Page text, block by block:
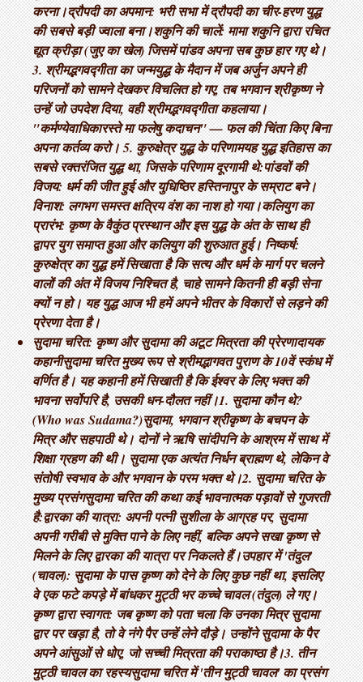
करना। ​द्रौपदी का अपमान: भरी सभा में द्रौपदी का चीर-हरण युद्ध
की सबसे बड़ी ज्वाला बना। ​शकुनि की चालें: मामा शकुनि द्वारा रचित
द्यूत क्रीड़ा (जुए का खेल) जिसमें पांडव अपना सब कुछ हार गए थे। ​
3. श्रीमद्भगवद्गीता का जन्म ​युद्ध के मैदान में जब अर्जुन अपने ही
परिजनों को सामने देखकर विचलित हो गए, तब भगवान श्रीकृष्ण ने
उन्हें जो उपदेश दिया, वही श्रीमद्भगवद्गीता कहलाया। ​
"कर्मण्येवाधिकारस्ते मा फलेषु कदाचन" — फल की चिंता किए बिना
अपना कर्तव्य करो। 5. कुरुक्षेत्र युद्ध के परिणाम ​यह युद्ध इतिहास का
सबसे रक्तरंजित युद्ध था, जिसके परिणाम दूरगामी थे: ​पांडवों की
विजय: धर्म की जीत हुई और युधिष्ठिर हस्तिनापुर के सम्राट बने। ​
विनाश: लगभग समस्त क्षत्रिय वंश का नाश हो गया। ​कलियुग का
प्रारंभ: कृष्ण के वैकुंठ प्रस्थान और इस युद्ध के अंत के साथ ही
द्वापर युग समाप्त हुआ और कलियुग की शुरुआत हुई। निष्कर्ष:
कुरुक्षेत्र का युद्ध हमें सिखाता है कि सत्य और धर्म के मार्ग पर चलने
वालों की अंत में विजय निश्चित है, चाहे सामने कितनी ही बड़ी सेना
क्यों न हो। यह युद्ध आज भी हमें अपने भीतर के विकारों से लड़ने की
प्रेरणा देता है।
सुदामा चरित: कृष्ण और सुदामा की अटूट मित्रता की प्रेरणादायक
कहानी ​सुदामा चरित मुख्य रूप से श्रीमद्भागवत पुराण के 10वें स्कंध में
वर्णित है। यह कहानी हमें सिखाती है कि ईश्वर के लिए भक्त की
भावना सर्वोपरि है, उसकी धन-दौलत नहीं। ​1. सुदामा कौन थे?
(Who was Sudama?) ​सुदामा, भगवान श्रीकृष्ण के बचपन के
मित्र और सहपाठी थे। दोनों ने ऋषि सांदीपनि के आश्रम में साथ में
शिक्षा ग्रहण की थी। सुदामा एक अत्यंत निर्धन ब्राह्मण थे, लेकिन वे
संतोषी स्वभाव के और भगवान के परम भक्त थे। ​2. सुदामा चरित के
मुख्य प्रसंग ​सुदामा चरित की कथा कई भावनात्मक पड़ावों से गुजरती
है: ​द्वारका की यात्रा: अपनी पत्नी सुशीला के आग्रह पर, सुदामा
अपनी गरीबी से मुक्ति पाने के लिए नहीं, बल्कि अपने सखा कृष्ण से
मिलने के लिए द्वारका की यात्रा पर निकलते हैं। ​उपहार में 'तंदुल'
(चावल): सुदामा के पास कृष्ण को देने के लिए कुछ नहीं था, इसलिए
वे एक फटे कपड़े में बांधकर मुट्ठी भर कच्चे चावल (तंदुल) ले गए। ​
कृष्ण द्वारा स्वागत: जब कृष्ण को पता चला कि उनका मित्र सुदामा
द्वार पर खड़ा है, तो वे नंगे पैर उन्हें लेने दौड़े। उन्होंने सुदामा के पैर
अपने आंसुओं से धोए, जो सच्ची मित्रता की पराकाष्ठा है। ​3. तीन
मुट्ठी चावल का रहस्य ​सुदामा चरित में 'तीन मुट्ठी चावल' का प्रसंग